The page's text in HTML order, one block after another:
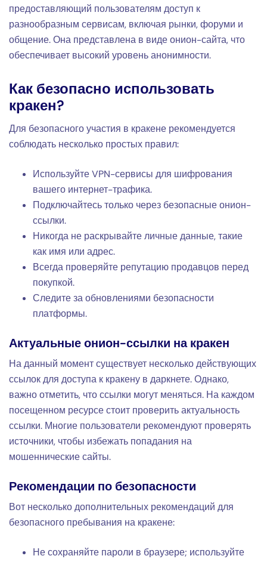
предоставляющий пользователям доступ к
разнообразным сервисам, включая рынки, форуми и
общение. Она представлена в виде онион-сайта, что
обеспечивает высокий уровень анонимности.
Как безопасно использовать
кракен?
Для безопасного участия в кракене рекомендуется
соблюдать несколько простых правил:
Используйте VPN-сервисы для шифрования
вашего интернет-трафика.
Подключайтесь только через безопасные онион-
ссылки.
Никогда не раскрывайте личные данные, такие
как имя или адрес.
Всегда проверяйте репутацию продавцов перед
покупкой.
Следите за обновлениями безопасности
платформы.
Актуальные онион-ссылки на кракен
На данный момент существует несколько действующих
ссылок для доступа к кракену в даркнете. Однако,
важно отметить, что ссылки могут меняться. На каждом
посещенном ресурсе стоит проверить актуальность
ссылки. Многие пользователи рекомендуют проверять
источники, чтобы избежать попадания на
мошеннические сайты.
Рекомендации по безопасности
Вот несколько дополнительных рекомендаций для
безопасного пребывания на кракене:
Не сохраняйте пароли в браузере; используйте